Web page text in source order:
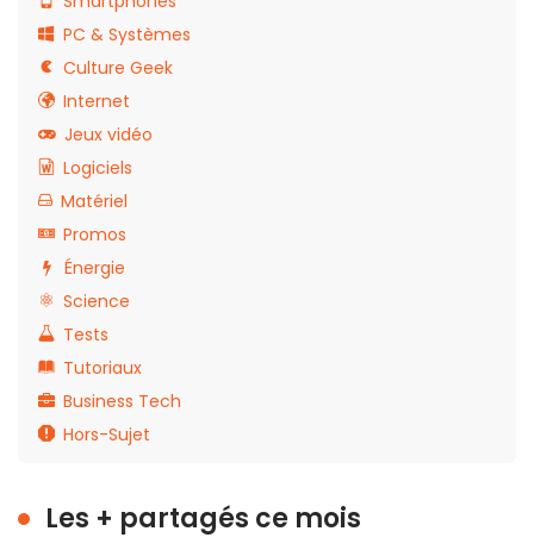
PC & Systèmes
Culture Geek
Internet
Jeux vidéo
Logiciels
Matériel
Promos
Énergie
Science
Tests
Tutoriaux
Business Tech
Hors-Sujet
Les + partagés ce mois